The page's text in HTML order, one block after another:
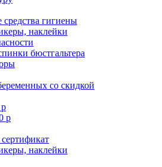
гигиены
наклейки
бюстгальтера
со скидкой
р
наклейки